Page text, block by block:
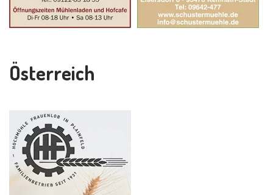
Österreich